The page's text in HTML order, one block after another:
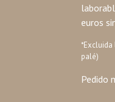
euros
*Excluida
palé)
Pedido